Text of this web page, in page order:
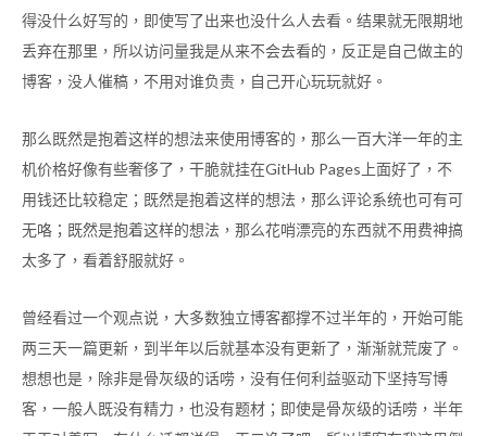
得没什么好写的，即使写了出来也没什么人去看。结果就无限期地
丢弃在那里，所以访问量我是从来不会去看的，反正是自己做主的
博客，没人催稿，不用对谁负责，自己开心玩玩就好。
那么既然是抱着这样的想法来使用博客的，那么一百大洋一年的主
机价格好像有些奢侈了，干脆就挂在GitHub Pages上面好了，不
用钱还比较稳定；既然是抱着这样的想法，那么评论系统也可有可
无咯；既然是抱着这样的想法，那么花哨漂亮的东西就不用费神搞
太多了，看着舒服就好。
曾经看过一个观点说，大多数独立博客都撑不过半年的，开始可能
两三天一篇更新，到半年以后就基本没有更新了，渐渐就荒废了。
想想也是，除非是骨灰级的话唠，没有任何利益驱动下坚持写博
客，一般人既没有精力，也没有题材；即使是骨灰级的话唠，半年